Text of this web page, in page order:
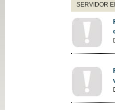
SERVIDOR